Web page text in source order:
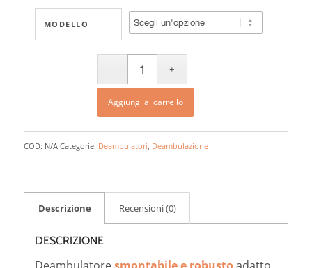
MODELLO
Aggiungi al carrello
COD: N/A Categorie: Deambulatori, Deambulazione
Descrizione Recensioni (0)
DESCRIZIONE